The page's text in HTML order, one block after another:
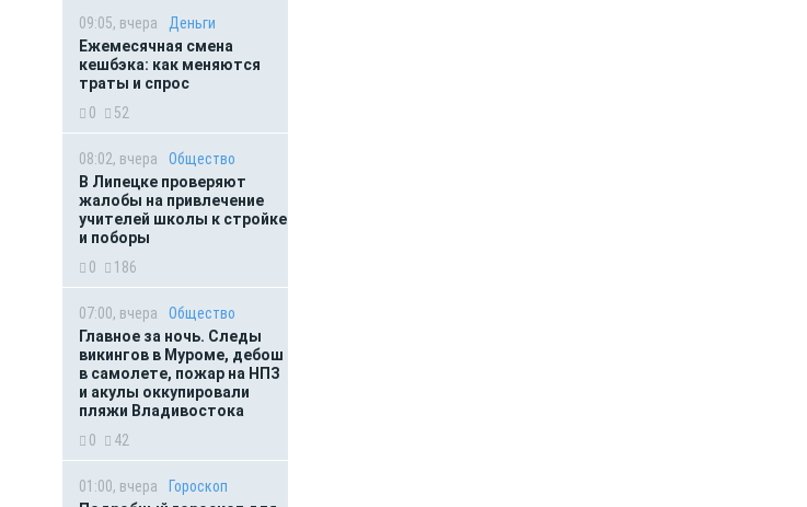
09:05, вчера
Деньги
Ежемесячная смена
кешбэка: как меняются
траты и спрос
0
52
08:02, вчера
Общество
В Липецке проверяют
жалобы на привлечение
учителей школы к стройке
и поборы
0
186
07:00, вчера
Общество
Главное за ночь. Следы
викингов в Муроме, дебош
в самолете, пожар на НПЗ
и акулы оккупировали
пляжи Владивостока
0
42
01:00, вчера
Гороскоп